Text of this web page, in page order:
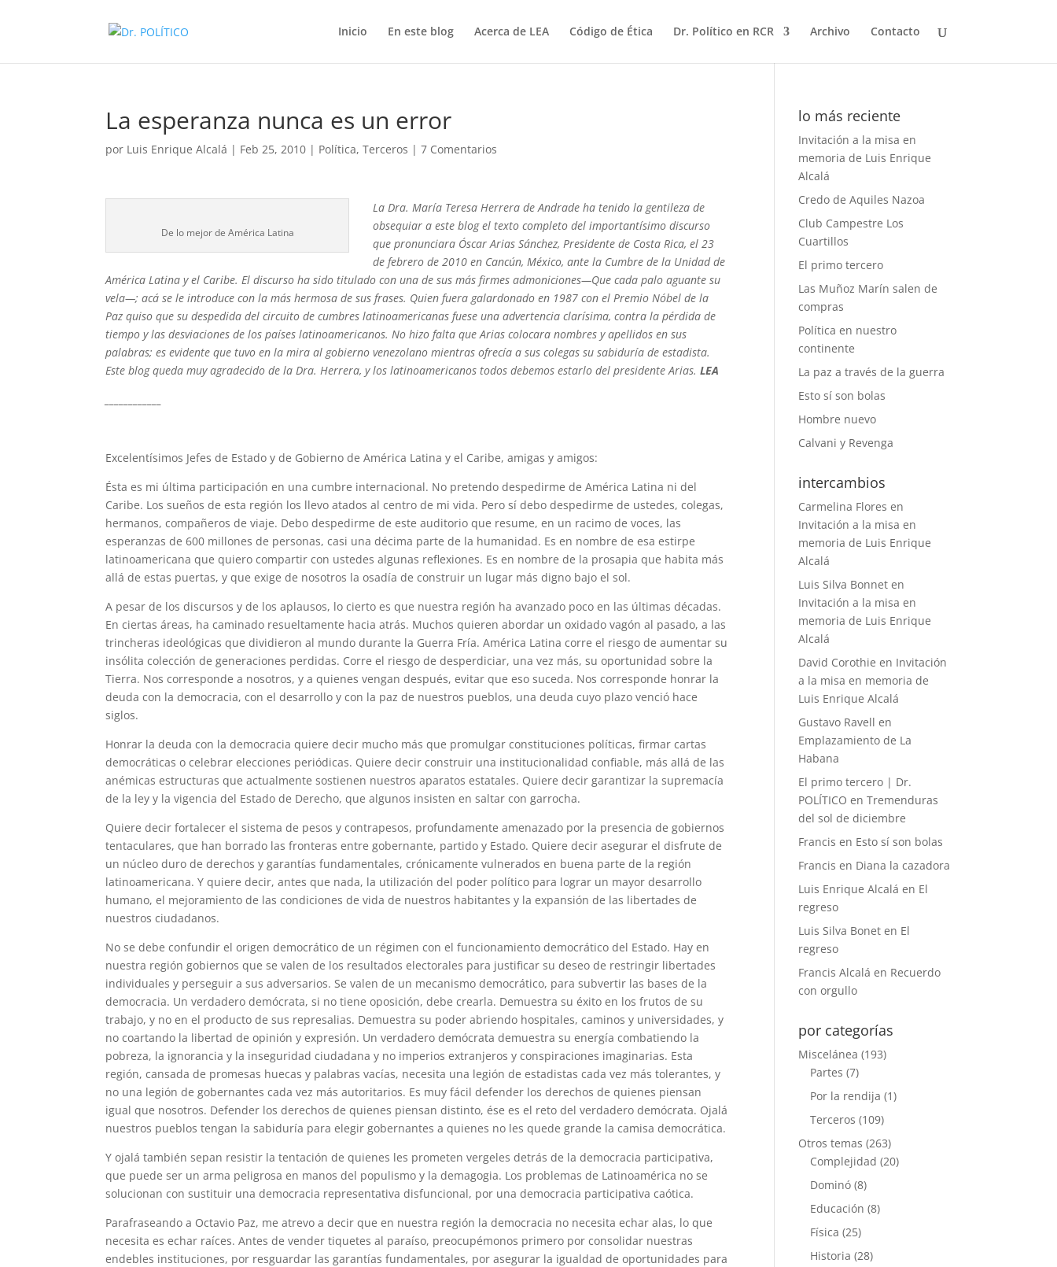
Inicio En este blog Acerca de LEA Código de Ética Dr. Político en RCR Archivo Contacto
La esperanza nunca es un error
por Luis Enrique Alcalá | Feb 25, 2010 | Política,Terceros |7 Comentarios
De lo mejor de América Latina
La Dra. María Teresa Herrera de Andrade ha tenido la gentileza de
obsequiar a este blog el texto completo del importantísimo discurso
que pronunciara Óscar Arias Sánchez, Presidente de Costa Rica, el 23
de febrero de 2010 en Cancún, México, ante la Cumbre de la Unidad de
América Latina y el Caribe. El discurso ha sido titulado con una de sus más firmes admoniciones—Que cada palo aguante su
vela—; acá se le introduce con la más hermosa de sus frases. Quien fuera galardonado en 1987 con el Premio Nóbel de la
Paz quiso que su despedida del circuito de cumbres latinoamericanas fuese una advertencia clarísima, contra la pérdida de
tiempo y las desviaciones de los países latinoamericanos. No hizo falta que Arias colocara nombres y apellidos en sus
palabras; es evidente que tuvo en la mira al gobierno venezolano mientras ofrecía a sus colegas su sabiduría de estadista.
Este blog queda muy agradecido de la Dra. Herrera, y los latinoamericanos todos debemos estarlo del presidente Arias.LEA
Excelentísimos Jefes de Estado y de Gobierno de América Latina y el Caribe, amigas y amigos:
Ésta es mi última participación en una cumbre internacional. No pretendo despedirme de América Latina ni del
Caribe. Los sueños de esta región los llevo atados al centro de mi vida. Pero sí debo despedirme de ustedes, colegas,
hermanos, compañeros de viaje. Debo despedirme de este auditorio que resume, en un racimo de voces, las
esperanzas de 600 millones de personas, casi una décima parte de la humanidad. Es en nombre de esa estirpe
latinoamericana que quiero compartir con ustedes algunas reflexiones. Es en nombre de la prosapia que habita más
allá de estas puertas, y que exige de nosotros la osadía de construir un lugar más digno bajo el sol.
A pesar de los discursos y de los aplausos, lo cierto es que nuestra región ha avanzado poco en las últimas décadas.
En ciertas áreas, ha caminado resueltamente hacia atrás. Muchos quieren abordar un oxidado vagón al pasado, a las
trincheras ideológicas que dividieron al mundo durante la Guerra Fría. América Latina corre el riesgo de aumentar su
insólita colección de generaciones perdidas. Corre el riesgo de desperdiciar, una vez más, su oportunidad sobre la
Tierra. Nos corresponde a nosotros, y a quienes vengan después, evitar que eso suceda. Nos corresponde honrar la
deuda con la democracia, con el desarrollo y con la paz de nuestros pueblos, una deuda cuyo plazo venció hace
siglos.
Honrar la deuda con la democracia quiere decir mucho más que promulgar constituciones políticas, firmar cartas
democráticas o celebrar elecciones periódicas. Quiere decir construir una institucionalidad confiable, más allá de las
anémicas estructuras que actualmente sostienen nuestros aparatos estatales. Quiere decir garantizar la supremacía
de la ley y la vigencia del Estado de Derecho, que algunos insisten en saltar con garrocha.
Quiere decir fortalecer el sistema de pesos y contrapesos, profundamente amenazado por la presencia de gobiernos
tentaculares, que han borrado las fronteras entre gobernante, partido y Estado. Quiere decir asegurar el disfrute de
un núcleo duro de derechos y garantías fundamentales, crónicamente vulnerados en buena parte de la región
latinoamericana. Y quiere decir, antes que nada, la utilización del poder político para lograr un mayor desarrollo
humano, el mejoramiento de las condiciones de vida de nuestros habitantes y la expansión de las libertades de
nuestros ciudadanos.
No se debe confundir el origen democrático de un régimen con el funcionamiento democrático del Estado. Hay en
nuestra región gobiernos que se valen de los resultados electorales para justificar su deseo de restringir libertades
individuales y perseguir a sus adversarios. Se valen de un mecanismo democrático, para subvertir las bases de la
democracia. Un verdadero demócrata, si no tiene oposición, debe crearla. Demuestra su éxito en los frutos de su
trabajo, y no en el producto de sus represalias. Demuestra su poder abriendo hospitales, caminos y universidades, y
no coartando la libertad de opinión y expresión. Un verdadero demócrata demuestra su energía combatiendo la
pobreza, la ignorancia y la inseguridad ciudadana y no imperios extranjeros y conspiraciones imaginarias. Esta
región, cansada de promesas huecas y palabras vacías, necesita una legión de estadistas cada vez más tolerantes, y
no una legión de gobernantes cada vez más autoritarios. Es muy fácil defender los derechos de quienes piensan
igual que nosotros. Defender los derechos de quienes piensan distinto, ése es el reto del verdadero demócrata. Ojalá
nuestros pueblos tengan la sabiduría para elegir gobernantes a quienes no les quede grande la camisa democrática.
Y ojalá también sepan resistir la tentación de quienes les prometen vergeles detrás de la democracia participativa,
que puede ser un arma peligrosa en manos del populismo y la demagogia. Los problemas de Latinoamérica no se
solucionan con sustituir una democracia representativa disfuncional, por una democracia participativa caótica.
Parafraseando a Octavio Paz, me atrevo a decir que en nuestra región la democracia no necesita echar alas, lo que
necesita es echar raíces. Antes de vender tiquetes al paraíso, preocupémonos primero por consolidar nuestras
endebles instituciones, por resguardar las garantías fundamentales, por asegurar la igualdad de oportunidades para
lo más reciente
Invitación a la misa en
memoria de Luis Enrique
Alcalá
Credo de Aquiles Nazoa
Club Campestre Los
Cuartillos
El primo tercero
Las Muñoz Marín salen de
compras
Política en nuestro
continente
La paz a través de la guerra
Esto sí son bolas
Hombre nuevo
Calvani y Revenga
intercambios
Carmelina Flores en
Invitación a la misa en
memoria de Luis Enrique
Alcalá
Luis Silva Bonnet en
Invitación a la misa en
memoria de Luis Enrique
Alcalá
David Corothie en Invitación
a la misa en memoria de
Luis Enrique Alcalá
Gustavo Ravell en
Emplazamiento de La
Habana
El primo tercero | Dr.
POLÍTICO enTremenduras
del sol de diciembre
Francis en Esto sí son bolas
Francis en Diana la cazadora
Luis Enrique Alcalá en El
regreso
Luis Silva Bonet en El
regreso
Francis Alcalá en Recuerdo
con orgullo
por categorías
Miscelánea (193)
Partes (7)
Por la rendija (1)
Terceros (109)
Otros temas (263)
Complejidad (20)
Dominó (8)
Educación (8)
Física (25)
Historia (28)